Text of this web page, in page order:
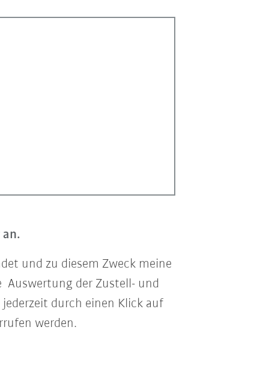
an.
und zu diesem Zweck meine
Auswertung der Zustell- und
durch einen Klick auf
werden.